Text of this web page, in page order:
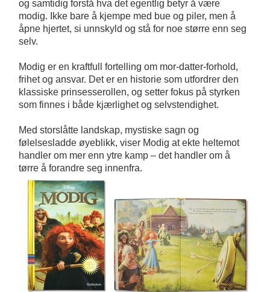
og samtidig forstå hva det egentlig betyr å være
modig. Ikke bare å kjempe med bue og piler, men å
åpne hjertet, si unnskyld og stå for noe større enn seg
selv.
Modig er en kraftfull fortelling om mor-datter-forhold,
frihet og ansvar. Det er en historie som utfordrer den
klassiske prinsesserollen, og setter fokus på styrken
som finnes i både kjærlighet og selvstendighet.
Med storslåtte landskap, mystiske sagn og
følelsesladde øyeblikk, viser Modig at ekte heltemot
handler om mer enn ytre kamp – det handler om å
tørre å forandre seg innenfra.